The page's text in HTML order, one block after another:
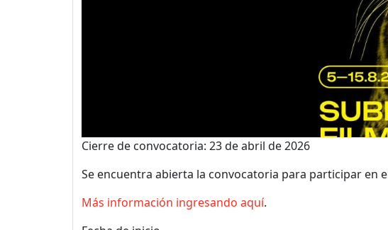
Cierre de convocatoria: 23 de abril de 2026
Se encuentra abierta la convocatoria para participar en
Más información ingresando aquí.